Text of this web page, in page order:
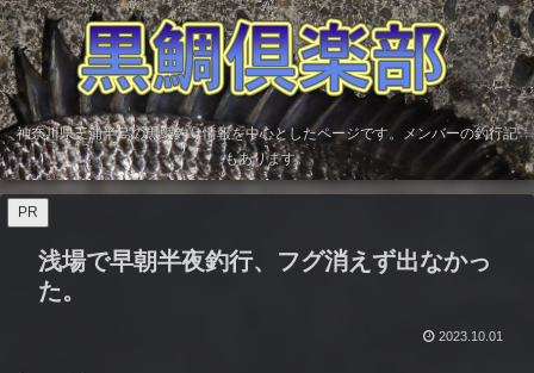
神奈川県三浦半島の黒鯛釣り情報を中心としたページです。メンバーの釣行記
もあります。
PR
浅場で早朝半夜釣行、フグ消えず出なかっ
た。
2023.10.01